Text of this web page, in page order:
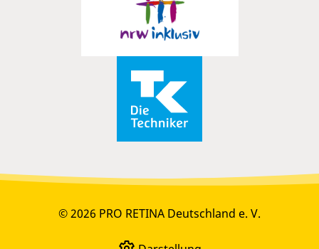
© 2026 PRO RETINA Deutschland e. V.